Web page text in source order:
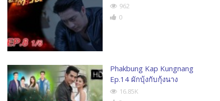
962
0
Phakbung Kap Kungnang
Ep.14 ผักบุ้งกับกุ้งนาง
16.85K